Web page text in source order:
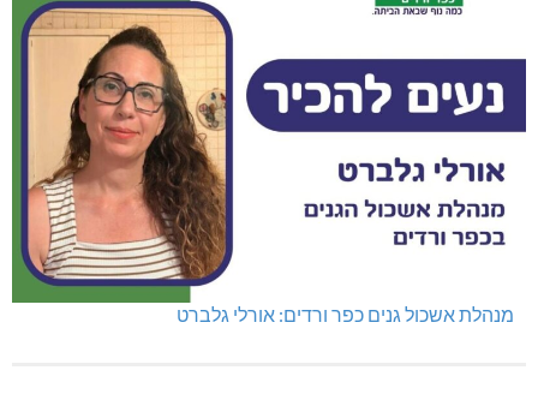
נהריה: נתפסו מאות אלפי שקלים ומט"ח